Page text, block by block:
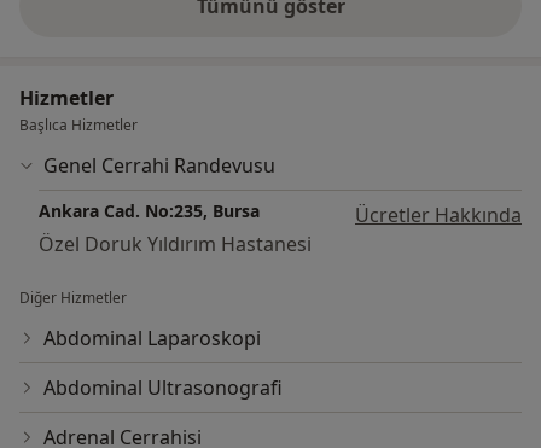
Tümünü gösterdeneyim hakkında
Hizmetler
Başlıca Hizmetler
Genel Cerrahi Randevusu
Ankara Cad. No:235, Bursa
Ücretler Hakkında
Özel Doruk Yıldırım Hastanesi
Diğer Hizmetler
Abdominal Laparoskopi
Abdominal Ultrasonografi
Adrenal Cerrahisi